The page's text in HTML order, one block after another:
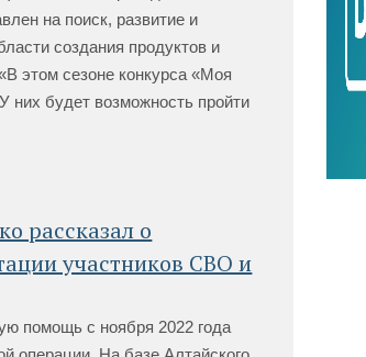
на поиск, развитие и
создания продуктов и
этом сезоне конкурса «Моя
них будет возможность пройти
рассказал о
участников СВО и
помощь с ноября 2022 года